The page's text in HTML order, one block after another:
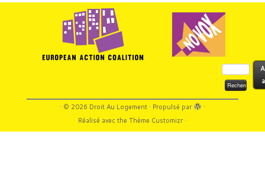
Rechercher :
· © 2026 Droit Au Logement· Propulsé par
·
Réalisé avec theThème Customizr·